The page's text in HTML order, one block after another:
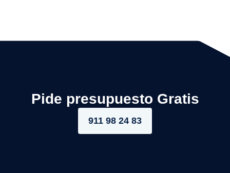
Pide presupuesto Gratis
911 98 24 83